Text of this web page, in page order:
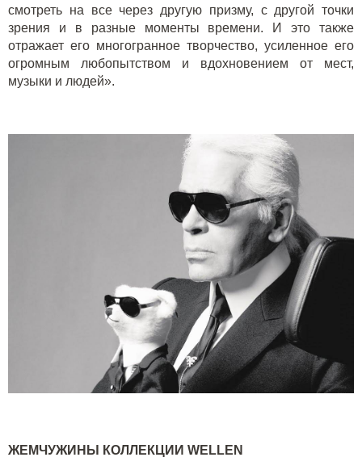
смотреть на все через другую призму, с другой точки
зрения и в разные моменты времени. И это также
отражает его многогранное творчество, усиленное его
огромным любопытством и вдохновением от мест,
музыки и людей».
ЖЕМЧУЖИНЫ КОЛЛЕКЦИИ WELLEN